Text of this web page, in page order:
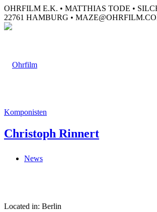
OHRFILM E.K. • MATTHIAS TODE •
22761 HAMBURG •
News
Komponisten
Christoph Rinnert
Located in: Berlin